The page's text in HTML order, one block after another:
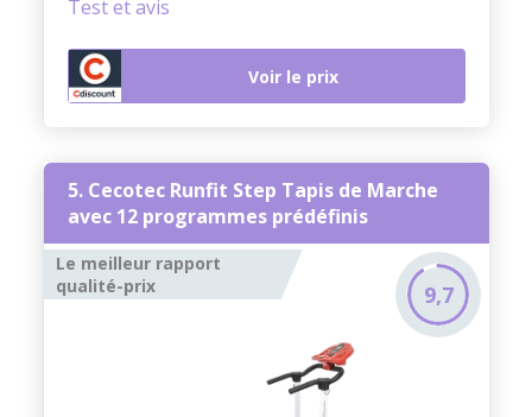
Test et avis
Voir le prix
5. Cecotec Runfit Step Tapis de Marche
avec 12 programmes prédéfinis
Le meilleur rapport
qualité-prix
9,7